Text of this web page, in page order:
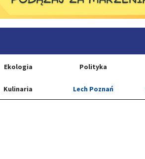
Ekologia Polityka
Kulinaria Lech Poznań